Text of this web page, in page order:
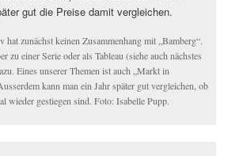
hat zunächst keinen Zusammenhang mit „Bamberg“.
zu einer Serie oder als Tableau (siehe auch nächstes
Eines unserer Themen ist auch „Markt in
kann man ein Jahr später gut vergleichen, ob
wieder gestiegen sind. Foto: Isabelle Pupp.